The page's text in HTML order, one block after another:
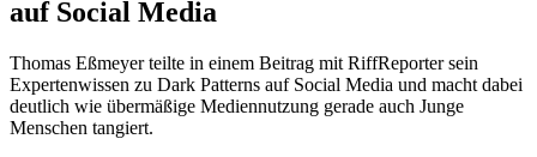
auf Social Media
Thomas Eßmeyer teilte in einem Beitrag mit RiffReporter sein
Expertenwissen zu Dark Patterns auf Social Media und macht dabei
deutlich wie übermäßige Mediennutzung gerade auch Junge
Menschen tangiert.